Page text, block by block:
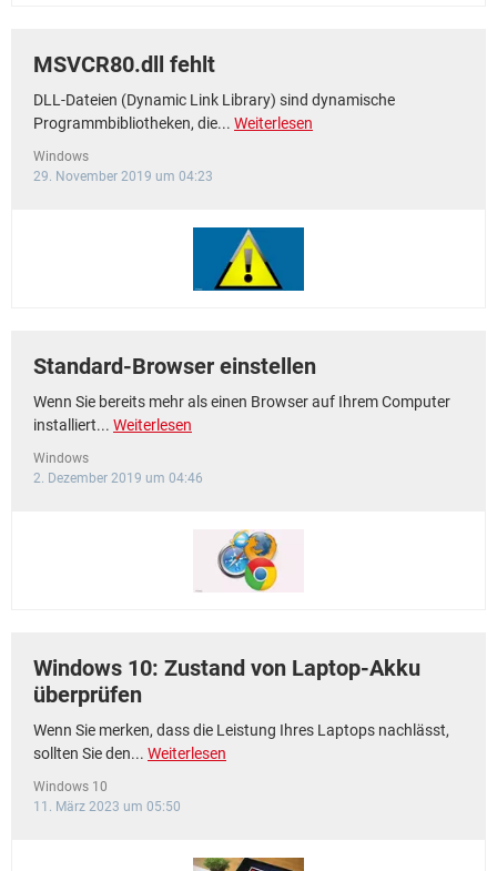
MSVCR80.dll fehlt
DLL-Dateien (Dynamic Link Library) sind dynamische
Programmbibliotheken, die... Weiterlesen
Windows
29. November 2019 um 04:23
Standard-Browser einstellen
Wenn Sie bereits mehr als einen Browser auf Ihrem Computer
installiert... Weiterlesen
Windows
2. Dezember 2019 um 04:46
Windows 10: Zustand von Laptop-Akku
überprüfen
Wenn Sie merken, dass die Leistung Ihres Laptops nachlässt,
sollten Sie den... Weiterlesen
Windows 10
11. März 2023 um 05:50